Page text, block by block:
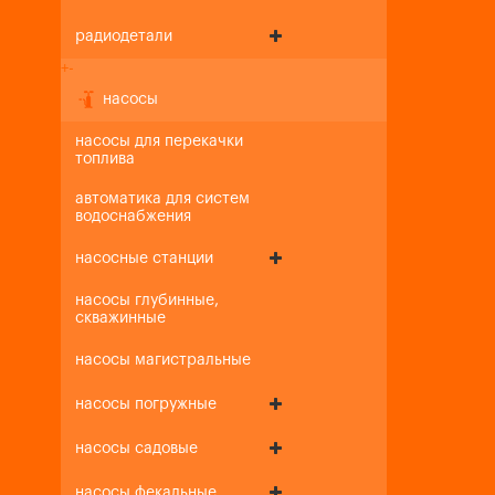
радиодетали
+-
насосы
насосы для перекачки
топлива
автоматика для систем
водоснабжения
насосные станции
насосы глубинные,
скважинные
насосы магистральные
насосы погружные
насосы садовые